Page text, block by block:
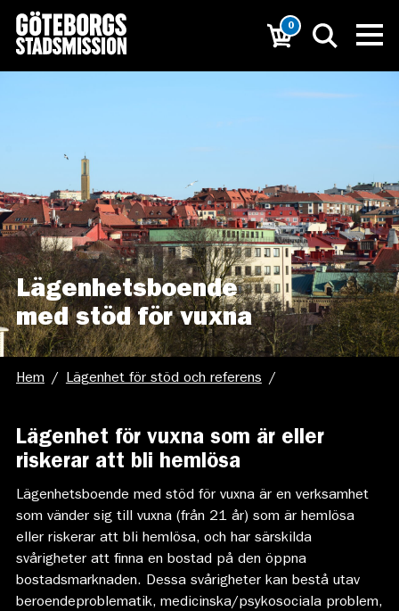
0
Lägenhetsboende
med stöd för vuxna
Hem / Lägenhet för stöd och referens /
Lägenhet för vuxna som är eller
riskerar att bli hemlösa
Lägenhetsboende med stöd för vuxna är en verksamhet
som vänder sig till vuxna (från 21 år) som är hemlösa
eller riskerar att bli hemlösa, och har särskilda
svårigheter att finna en bostad på den öppna
bostadsmarknaden. Dessa svårigheter kan bestå utav
beroendeproblematik, medicinska/psykosociala problem,